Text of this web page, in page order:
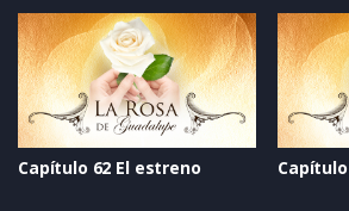
Capítulo 62 El estreno